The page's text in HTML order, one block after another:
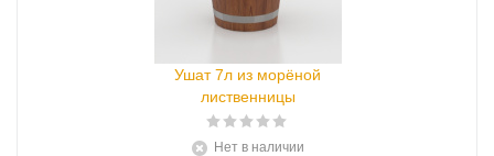
Ушат 7л из морёной
лиственницы
Нет в наличии